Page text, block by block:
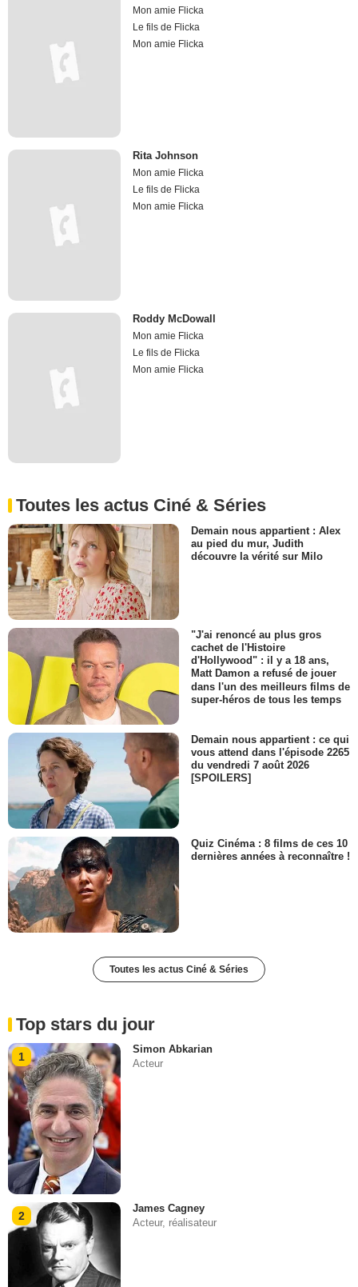
Mon amie Flicka
Le fils de Flicka
Mon amie Flicka
Rita Johnson
Mon amie Flicka
Le fils de Flicka
Mon amie Flicka
Roddy McDowall
Mon amie Flicka
Le fils de Flicka
Mon amie Flicka
Toutes les actus Ciné & Séries
Demain nous appartient : Alex
au pied du mur, Judith
découvre la vérité sur Milo
"J'ai renoncé au plus gros
cachet de l'Histoire
d'Hollywood" : il y a 18 ans,
Matt Damon a refusé de jouer
dans l'un des meilleurs films de
super-héros de tous les temps
Demain nous appartient : ce qui
vous attend dans l'épisode 2265
du vendredi 7 août 2026
[SPOILERS]
Quiz Cinéma : 8 films de ces 10
dernières années à reconnaître !
Toutes les actus Ciné & Séries
Top stars du jour
1
Simon Abkarian
Acteur
2
James Cagney
Acteur, réalisateur